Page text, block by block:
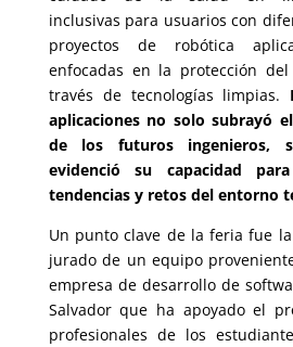
inclusivas para usuarios con
proyectos de robótica
enfocadas en la protección
través de tecnologías limpias.
aplicaciones no solo subrayó
de los futuros ingenieros,
evidenció su capacidad
tendencias y retos del entorno
Un punto clave de la feria fue
jurado de un equipo
empresa de desarrollo de
Salvador que ha apoyado el
profesionales de los